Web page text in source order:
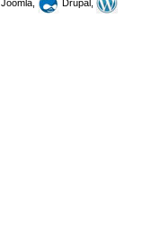
Joomla,
Drupal,